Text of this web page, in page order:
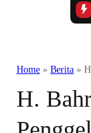
Potongan Dana
Home » Berita »
H.